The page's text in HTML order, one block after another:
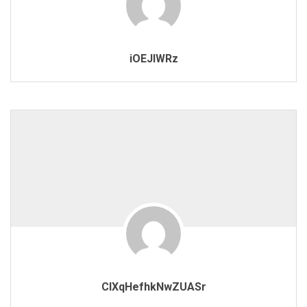
iOEJlWRz
ClXqHefhkNwZUASr